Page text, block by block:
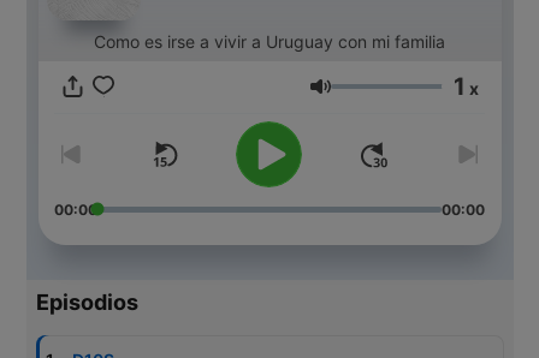
Como es irse a vivir a Uruguay con mi familia
Volumen 1 x
00:00 00:00
Episodios